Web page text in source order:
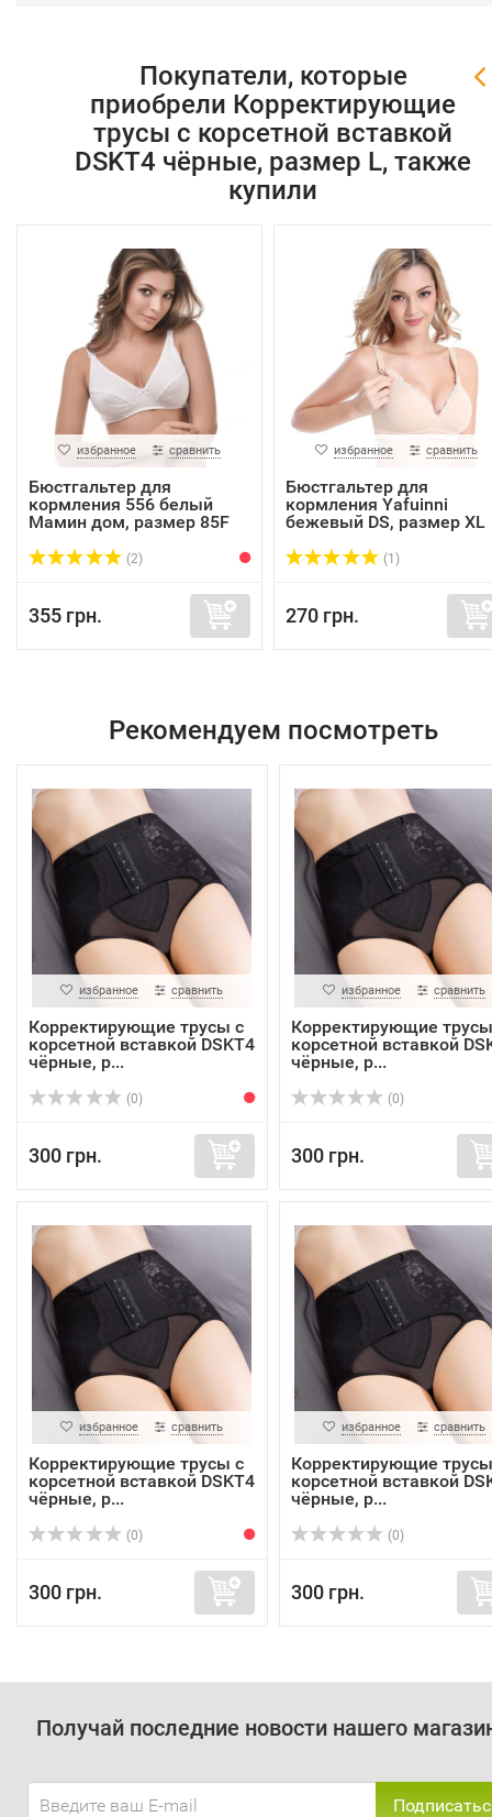
Покупатели, которые
приобрели Корректирующие
трусы с корсетной вставкой
DSKT4 чёрные, размер L, также
купили
избранное сравнить
Бюстгальтер для
кормления 556 белый
Мамин дом, размер 85F
(2)
355 грн.
избранное сравнить
Бюстгальтер для
кормления Yafuinni
бежевый DS, размер XL
(1)
270 грн.
Рекомендуем посмотреть
избранное сравнить
Корректирующие трусы с
корсетной вставкой DSKT4
чёрные, р...
(0)
300 грн.
избранное сравнить
Корректирующие
корсетной вставкой
чёрные, р...
(0)
300 грн.
избранное сравнить
Корректирующие трусы с
корсетной вставкой DSKT4
чёрные, р...
(0)
300 грн.
избранное сравнить
Корректирующие
корсетной вставкой
чёрные, р...
(0)
300 грн.
Получай последние новости нашего